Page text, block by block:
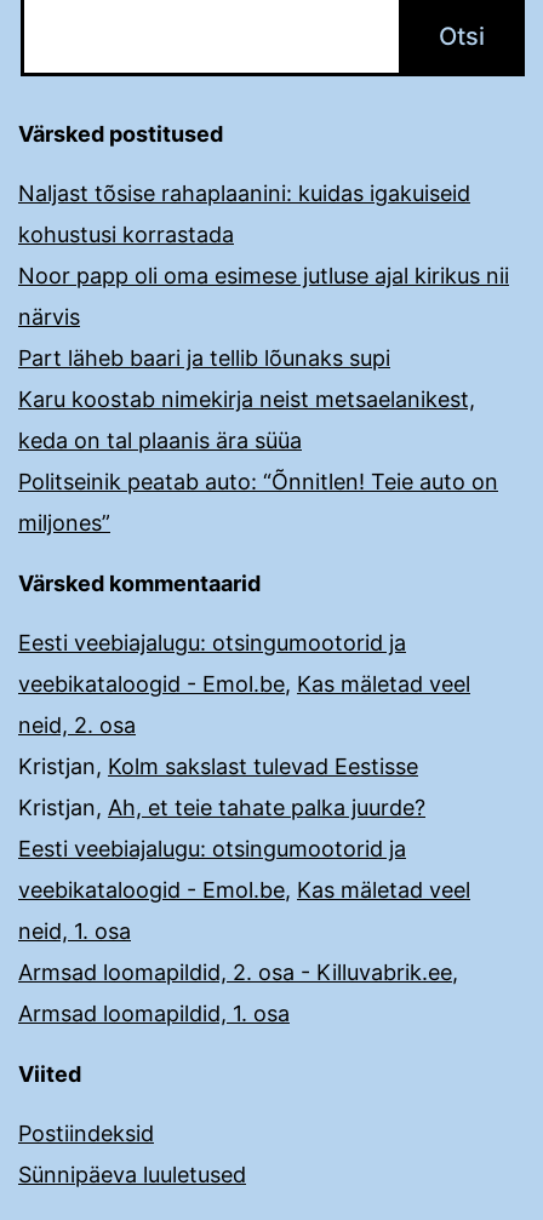
Värsked postitused
Naljast tõsise rahaplaanini: kuidas igakuiseid
kohustusi korrastada
Noor papp oli oma esimese jutluse ajal kirikus nii
närvis
Part läheb baari ja tellib lõunaks supi
Karu koostab nimekirja neist metsaelanikest,
keda on tal plaanis ära süüa
Politseinik peatab auto: “Õnnitlen! Teie auto on
miljones”
Värsked kommentaarid
Eesti veebiajalugu: otsingumootorid ja
veebikataloogid - Emol.be, Kas mäletad veel
neid, 2. osa
Kristjan, Kolm sakslast tulevad Eestisse
Kristjan, Ah, et teie tahate palka juurde?
Eesti veebiajalugu: otsingumootorid ja
veebikataloogid - Emol.be, Kas mäletad veel
neid, 1. osa
Armsad loomapildid, 2. osa - Killuvabrik.ee,
Armsad loomapildid, 1. osa
Viited
Postiindeksid
Sünnipäeva luuletused